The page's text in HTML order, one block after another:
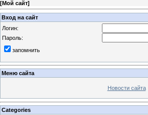
[Мой сайт]
Вход на сайт
Логин:
Пароль:
запомнить
Меню сайта
Новости сайта
Categories